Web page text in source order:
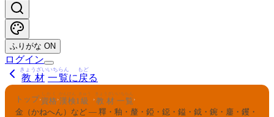
ふりがな ON
ログイン
教材
きょうざい
一覧
いちらん
に 戻
もど
る
トップ›資格
しかく
›漢検
かんけん
1級
きゅう
› 教材
きょうざい
一覧
いちらん
›
金（かねへん）など — 釋・釉・釐・錏・鐚・鎰・鉞・鋺・鏖・钁・